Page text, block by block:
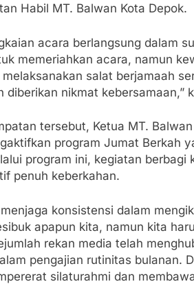
Habil MT. Balwan Kota Depok.
acara berlangsung dalam
memeriahkan acara, namun
salat berjamaah
diberikan nikmat kebersamaan,”
tersebut, Ketua MT.
program Jumat Berkah
program ini, kegiatan
penuh keberkahan.
konsistensi dalam
apapun kita, namun kita
rekan media telah
pengajian rutinitas bulanan.
silaturahmi dan